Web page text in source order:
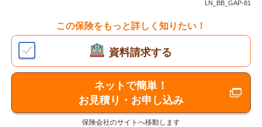
LN_BB_GAP-81
この保険をもっと詳しく知りたい！
資料請求する
ネットで簡単！
お見積り・お申し込み
保険会社のサイトへ移動します